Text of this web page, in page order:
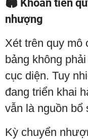
🏟️ Khoản tiền
nhượng
Xét trên quy mô
bảng không
cục diện. Tuy
đang triển khai
vẫn là nguồn bổ
Kỳ chuyển